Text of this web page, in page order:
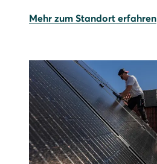
Mehr zum Standort erfahren